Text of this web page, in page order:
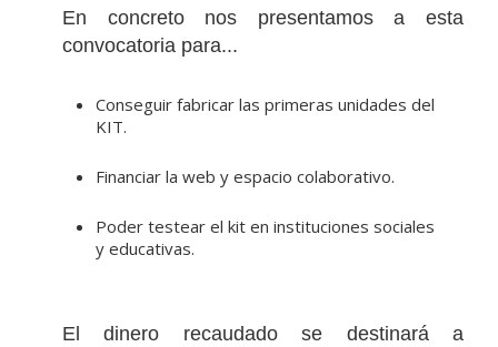
En concreto nos presentamos a esta
convocatoria para...
Conseguir fabricar las primeras unidades del
KIT.
Financiar la web y espacio colaborativo.
Poder testear el kit en instituciones sociales
y educativas.
El dinero recaudado se destinará a